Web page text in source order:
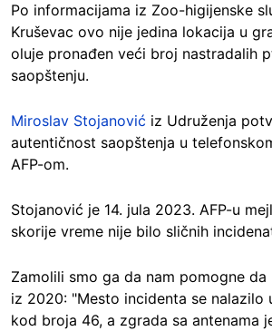
Po informacijama iz Zoo-higijenske
Kruševac ovo nije jedina lokacija u
oluje pronađen veći broj nastradalih
saopštenju.
Miroslav Stojanović iz Udruženja
autentičnost saopštenja u
AFP-om.
Stojanović je 14. jula 2023. AFP-u
skorije vreme nije bilo sličnih
Zamolili smo ga da nam pomogne
iz 2020: "Mesto incidenta se nalazilo
kod broja 46, a zgrada sa antenama